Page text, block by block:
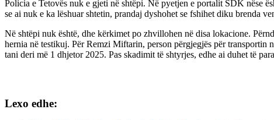
Policia e Tetovës nuk e gjeti në shtëpi. Në pyetjen e portalit SDK nëse
se ai nuk e ka lëshuar shtetin, prandaj dyshohet se fshihet diku brenda
Në shtëpi nuk është, dhe kërkimet po zhvillohen në disa lokacione.
hernia në testikuj. Për Remzi Miftarin, person përgjegjës për
tani deri më 1 dhjetor 2025. Pas skadimit të shtyrjes, edhe ai duhet të
Lexo edhe: